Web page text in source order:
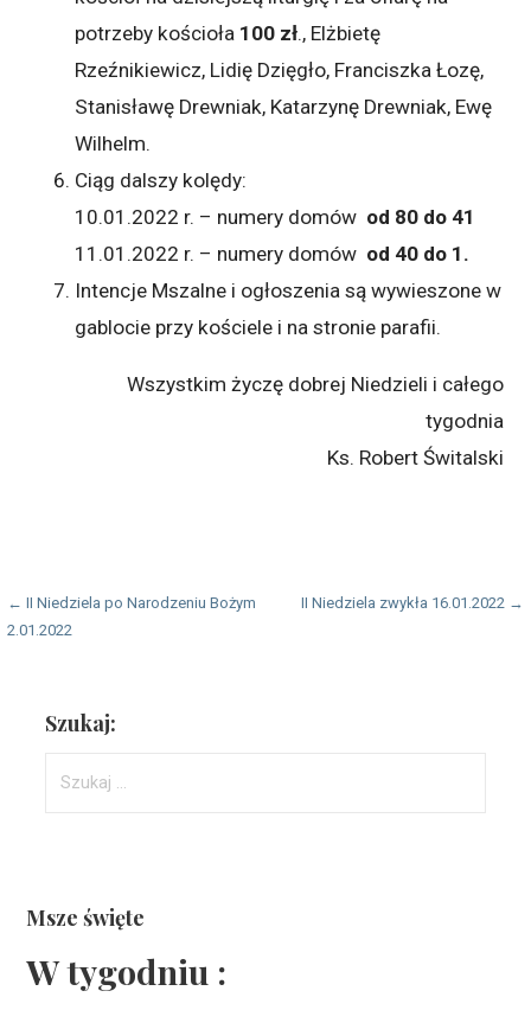
potrzeby kościoła 100 zł., Elżbietę
Rzeźnikiewicz, Lidię Dzięgło, Franciszka Łozę,
Stanisławę Drewniak, Katarzynę Drewniak, Ewę
Wilhelm.
Ciąg dalszy kolędy:
10.01.2022 r. – numery domów od 80 do 41
11.01.2022 r. – numery domów od 40 do 1.
Intencje Mszalne i ogłoszenia są wywieszone w
gablocie przy kościele i na stronie parafii.
Wszystkim życzę dobrej Niedzieli i całego
tygodnia
Ks. Robert Świtalski
Nawigacja
← II Niedziela po Narodzeniu Bożym
2.01.2022
II Niedziela zwykła 16.01.2022 →
Szukaj:
Msze święte
W tygodniu :